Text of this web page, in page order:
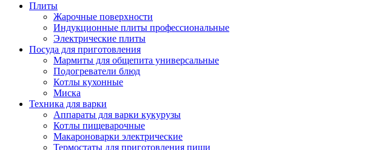
Плиты
Жарочные поверхности
Индукционные плиты профессиональные
Электрические плиты
Посуда для приготовления
Мармиты для общепита универсальные
Подогреватели блюд
Котлы кухонные
Миска
Техника для варки
Аппараты для варки кукурузы
Котлы пищеварочные
Макароноварки электрические
Термостаты для приготовления пищи